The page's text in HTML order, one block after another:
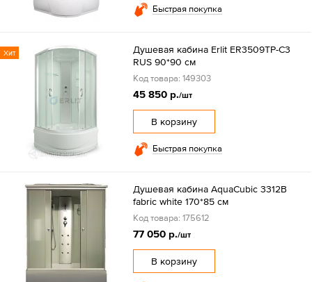
Быстрая покупка
Хит
Душевая кабина Erlit ER3509TP-C3
RUS 90*90 см
Код товара: 149303
45 850 р./шт
В корзину
Быстрая покупка
Душевая кабина AquaCubic 3312B
fabric white 170*85 см
Код товара: 175612
77 050 р./шт
В корзину